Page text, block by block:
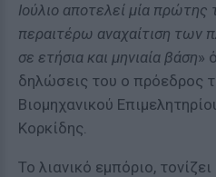
Ιούλιο αποτελεί μία πρώτης
περαιτέρω αναχαίτιση των
σε ετήσια και μηνιαία βάση»
δηλώσεις του ο πρόεδρος
Βιομηχανικού
Κορκίδης.
Το λιανικό εμπόριο,